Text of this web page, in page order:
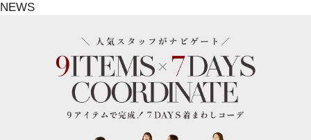
NEWS